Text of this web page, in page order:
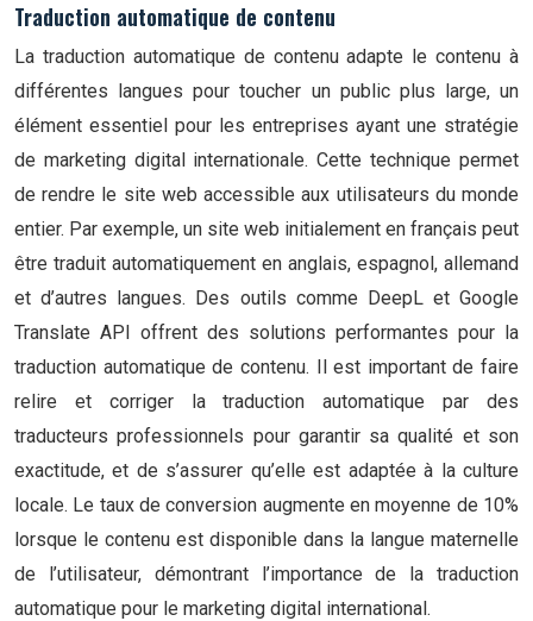
Traduction automatique de contenu
La traduction automatique de contenu adapte le contenu à
différentes langues pour toucher un public plus large, un
élément essentiel pour les entreprises ayant une stratégie
de marketing digital internationale. Cette technique permet
de rendre le site web accessible aux utilisateurs du monde
entier. Par exemple, un site web initialement en français peut
être traduit automatiquement en anglais, espagnol, allemand
et d’autres langues. Des outils comme DeepL et Google
Translate API offrent des solutions performantes pour la
traduction automatique de contenu. Il est important de faire
relire et corriger la traduction automatique par des
traducteurs professionnels pour garantir sa qualité et son
exactitude, et de s’assurer qu’elle est adaptée à la culture
locale. Le taux de conversion augmente en moyenne de 10%
lorsque le contenu est disponible dans la langue maternelle
de l’utilisateur, démontrant l’importance de la traduction
automatique pour le marketing digital international.